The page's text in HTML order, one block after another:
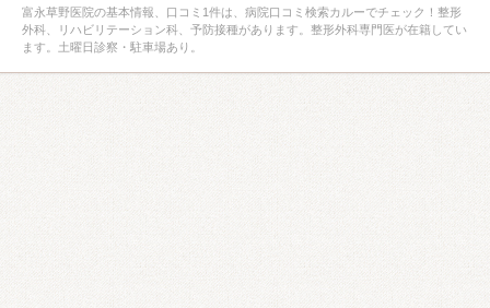
富永草野医院の基本情報、口コミ1件は、病院口コミ検索カルーでチェック！整形
外科、リハビリテーション科、予防接種があります。整形外科専門医が在籍してい
ます。土曜日診察・駐車場あり。